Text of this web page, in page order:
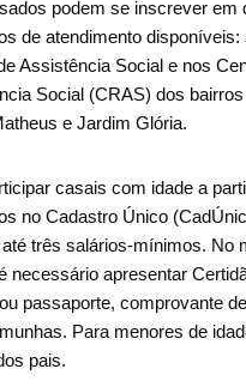
podem se inscrever em
de atendimento
Assistência Social e nos
Social (CRAS) dos
e Jardim Glória.
casais com idade a
no Cadastro Único
três salários-mínimos. No
necessário apresentar
passaporte, comprovante
Para menores de
pais.